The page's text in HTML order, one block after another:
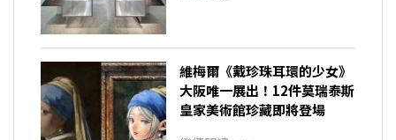
維梅爾《戴珍珠耳環的少女》
大阪唯一展出！12件莫瑞泰斯
皇家美術館珍藏即將登場